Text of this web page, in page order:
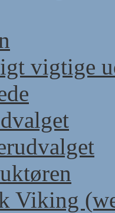
vigtige
Viking